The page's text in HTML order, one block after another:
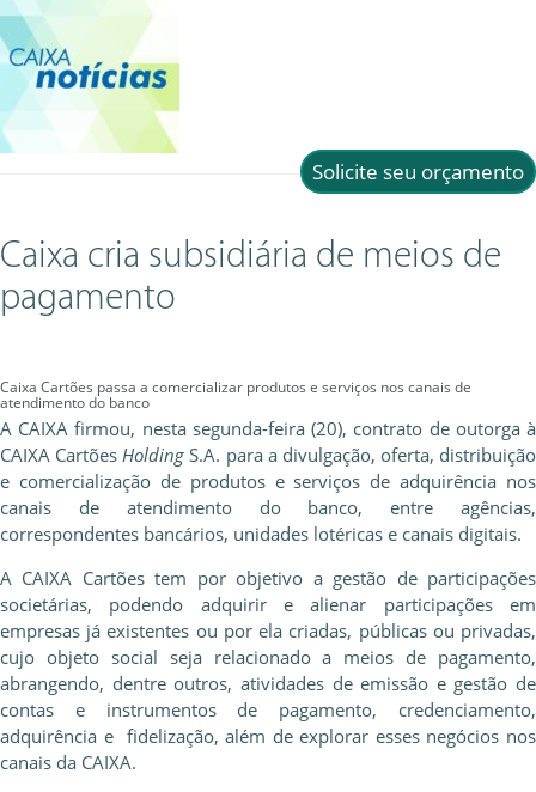
Solicite seu orçamento
Caixa cria subsidiária de meios de
pagamento
Caixa Cartões passa a comercializar produtos e serviços nos canais de
atendimento do banco
A CAIXA firmou, nesta segunda-feira (20), contrato de outorga à
CAIXA CartõesHolding S.A. para a divulgação, oferta, distribuição
e comercialização de produtos e serviços de adquirência nos
canais de atendimento do banco, entre agências,
correspondentes bancários, unidades lotéricas e canais digitais.
A CAIXA Cartões tem por objetivo a gestão de participações
societárias, podendo adquirir e alienar participações em
empresas já existentes ou por ela criadas, públicas ou privadas,
cujo objeto social seja relacionado a meios de pagamento,
abrangendo, dentre outros, atividades de emissão e gestão de
contas e instrumentos de pagamento, credenciamento,
adquirência e fidelização, além de explorar esses negócios nos
canais da CAIXA.